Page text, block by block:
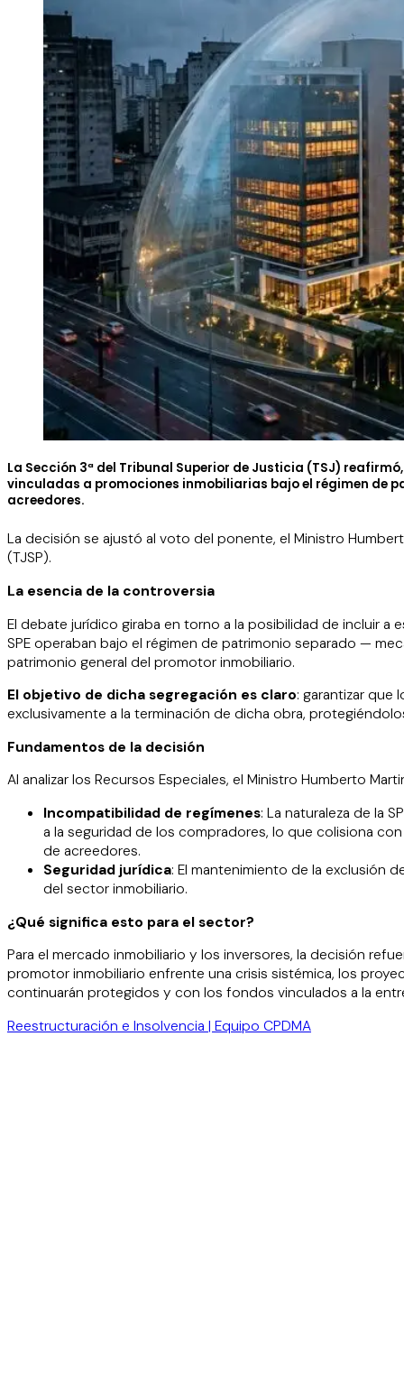
La Sección 3ª del Tribunal Superior de Justicia (TSJ)
vinculadas a promociones inmobiliarias bajo el régimen de
acreedores.
La decisión se ajustó al voto del ponente, el Ministro
(TJSP).
La esencia de la controversia
El debate jurídico giraba en torno a la posibilidad de incluir
SPE operaban bajo el régimen de patrimonio separado —
patrimonio general del promotor inmobiliario.
El objetivo de dicha segregación es claro: garantizar
exclusivamente a la terminación de dicha obra,
Fundamentos de la decisión
Al analizar los Recursos Especiales, el Ministro Humberto
Incompatibilidad de regímenes: La naturaleza de la
a la seguridad de los compradores, lo que colisiona
de acreedores.
Seguridad jurídica: El mantenimiento de la exclusión
del sector inmobiliario.
¿Qué significa esto para el sector?
Para el mercado inmobiliario y los inversores, la decisión
promotor inmobiliario enfrente una crisis sistémica, los
continuarán protegidos y con los fondos vinculados a la
Reestructuración e Insolvencia | Equipo CPDMA